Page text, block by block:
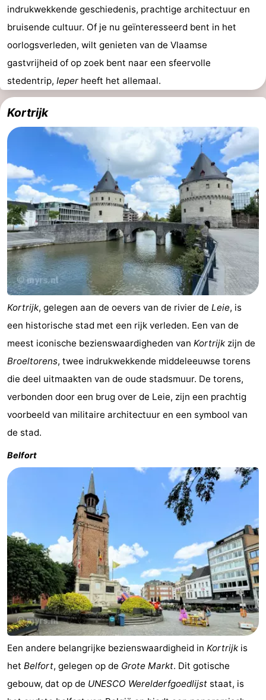
indrukwekkende geschiedenis, prachtige architectuur en
bruisende cultuur. Of je nu geïnteresseerd bent in het
oorlogsverleden, wilt genieten van de Vlaamse
gastvrijheid of op zoek bent naar een sfeervolle
stedentrip, Ieper heeft het allemaal.
Kortrijk
Kortrijk, gelegen aan de oevers van de rivier de Leie, is
een historische stad met een rijk verleden. Een van de
meest iconische bezienswaardigheden van Kortrijk zijn de
Broeltorens, twee indrukwekkende middeleeuwse torens
die deel uitmaakten van de oude stadsmuur. De torens,
verbonden door een brug over de Leie, zijn een prachtig
voorbeeld van militaire architectuur en een symbool van
de stad.
Belfort
Een andere belangrijke bezienswaardigheid in Kortrijk is
het Belfort, gelegen op de Grote Markt. Dit gotische
gebouw, dat op de UNESCO Werelderfgoedlijst staat, is